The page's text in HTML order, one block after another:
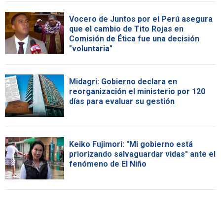
Vocero de Juntos por el Perú asegura
que el cambio de Tito Rojas en
Comisión de Ética fue una decisión
"voluntaria"
Midagri: Gobierno declara en
reorganización el ministerio por 120
días para evaluar su gestión
Keiko Fujimori: "Mi gobierno está
priorizando salvaguardar vidas" ante el
fenómeno de El Niño